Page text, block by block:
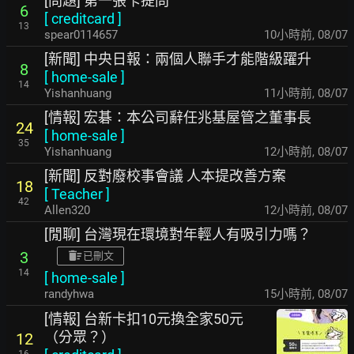
6
13
[creditcard ]
spear0114657 10小時前, 08/07
8
14
[新聞] 中央日報：兩個人聯手才能階級躍升
[ home-sale ]
Yishanhuang 11小時前, 08/07
24
35
[情報] 宏碁：本公司辭任兆基屋管之董事長
[ home-sale ]
Yishanhuang 12小時前, 08/07
18
42
[新聞] 反對廢校事會議 人本提改善方案
[Teacher]
Allen320 12小時前, 08/07
3
14
[閒聊] 台灣現在環境對年輕人有吸引力嗎？
已刪文
[ home-sale ]
randyhwa 15小時前, 08/07
12
[情報] 台新卡扣10元換全家50元
（分眾？）